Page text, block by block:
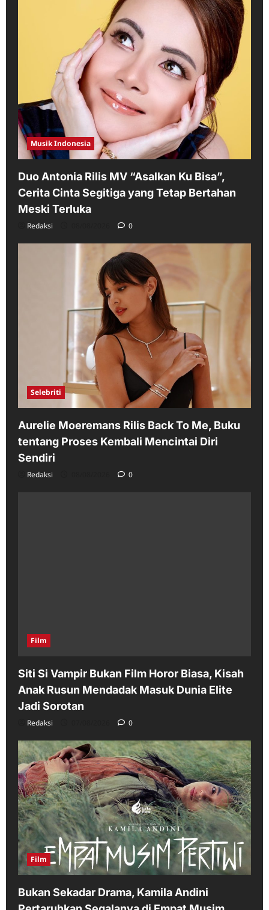
Musik Indonesia
Duo Antonia Rilis MV “Asalkan Ku Bisa”,
Cerita Cinta Segitiga yang Tetap Bertahan
Meski Terluka
Redaksi 0
Selebriti
Aurelie Moeremans Rilis Back To Me, Buku
tentang Proses Kembali Mencintai Diri
Sendiri
Redaksi 0
Film
Siti Si Vampir Bukan Film Horor Biasa, Kisah
Anak Rusun Mendadak Masuk Dunia Elite
Jadi Sorotan
Redaksi 0
Film
Bukan Sekadar Drama, Kamila Andini